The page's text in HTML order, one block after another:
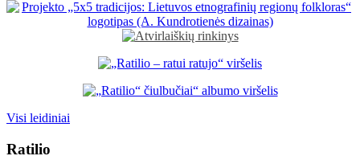
Visi leidiniai
Ratilio